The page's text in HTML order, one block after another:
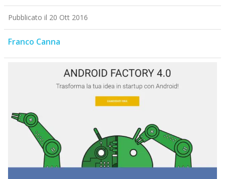
Pubblicato il 20 Ott 2016
Franco Canna